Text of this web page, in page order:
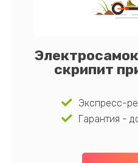
скрипит
Экспресс-
Гарантия -